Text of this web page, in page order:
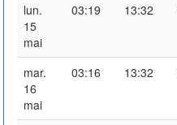
lun.
15
mai
03:19 13:32
mar.
16
mai
03:16 13:32